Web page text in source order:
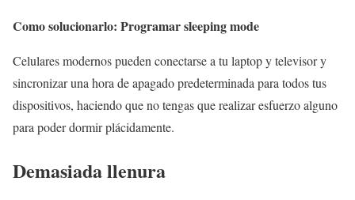
Como solucionarlo: Programar sleeping mode
Celulares modernos pueden conectarse a tu laptop y televisor y
sincronizar una hora de apagado predeterminada para todos tus
dispositivos, haciendo que no tengas que realizar esfuerzo alguno
para poder dormir plácidamente.
Demasiada llenura